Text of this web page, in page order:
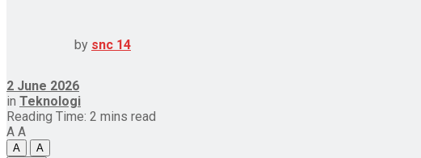
by snc 14
2 June 2026
in Teknologi
Reading Time: 2 mins read
A A
A
A